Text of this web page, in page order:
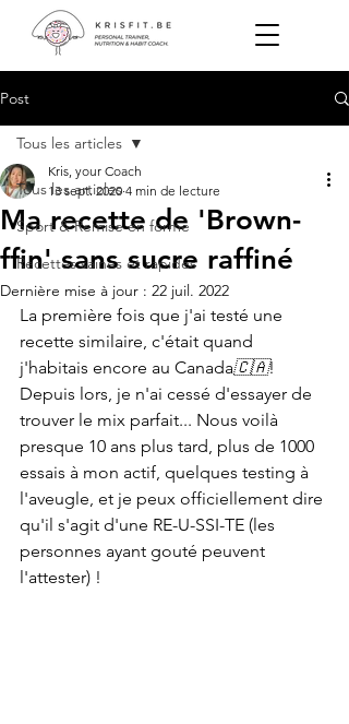
Post
Tous les articles
Sport & Remise en forme
Recettes saines et rapides
Tous les articles
Ma recette de 'Brown-
ffin' sans sucre raffiné
Kris, your Coach
13 sept. 2020 4 min de lecture
Dernière mise à jour : 22 juil. 2022
La première fois que j'ai testé une
recette similaire, c'était quand
j'habitais encore au Canada🇨🇦!
Depuis lors, je n'ai cessé d'essayer de
trouver le mix parfait... Nous voilà
presque 10 ans plus tard, plus de 1000
essais à mon actif, quelques testing à
l'aveugle, et je peux officiellement dire
qu'il s'agit d'une RE-U-SSI-TE (les
personnes ayant gouté peuvent
l'attester) !